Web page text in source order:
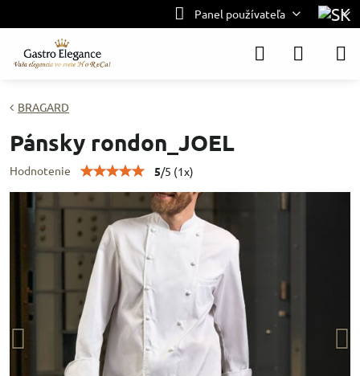
Panel používateľa
BRAGARD
Pánsky rondon_JOEL
Hodnotenie 5/5 (1x)